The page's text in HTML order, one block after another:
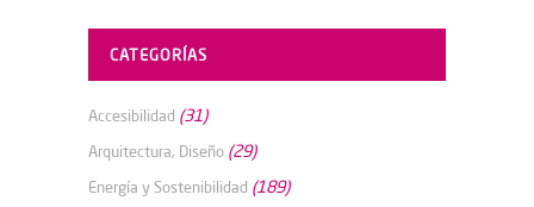
CATEGORÍAS
Accesibilidad (31)
Arquitectura, Diseño (29)
Energía y Sostenibilidad (189)